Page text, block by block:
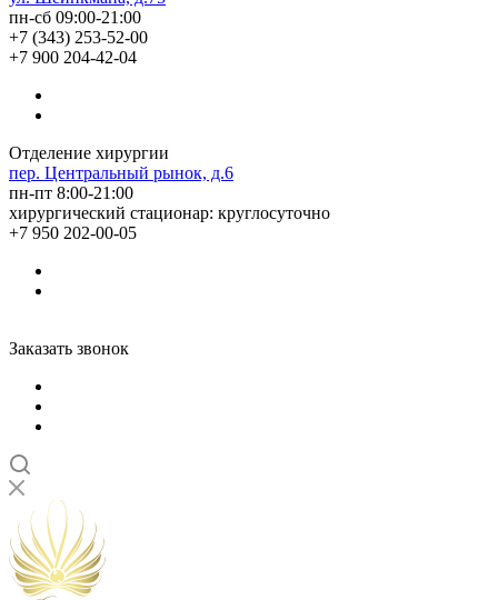
пн-сб 09:00-21:00
+7 (343) 253-52-00
+7 900 204-42-04
Отделение хирургии
пер. Центральный рынок, д.6
пн-пт 8:00-21:00
хирургический стационар: круглосуточно
+7 950 202-00-05
Заказать звонок